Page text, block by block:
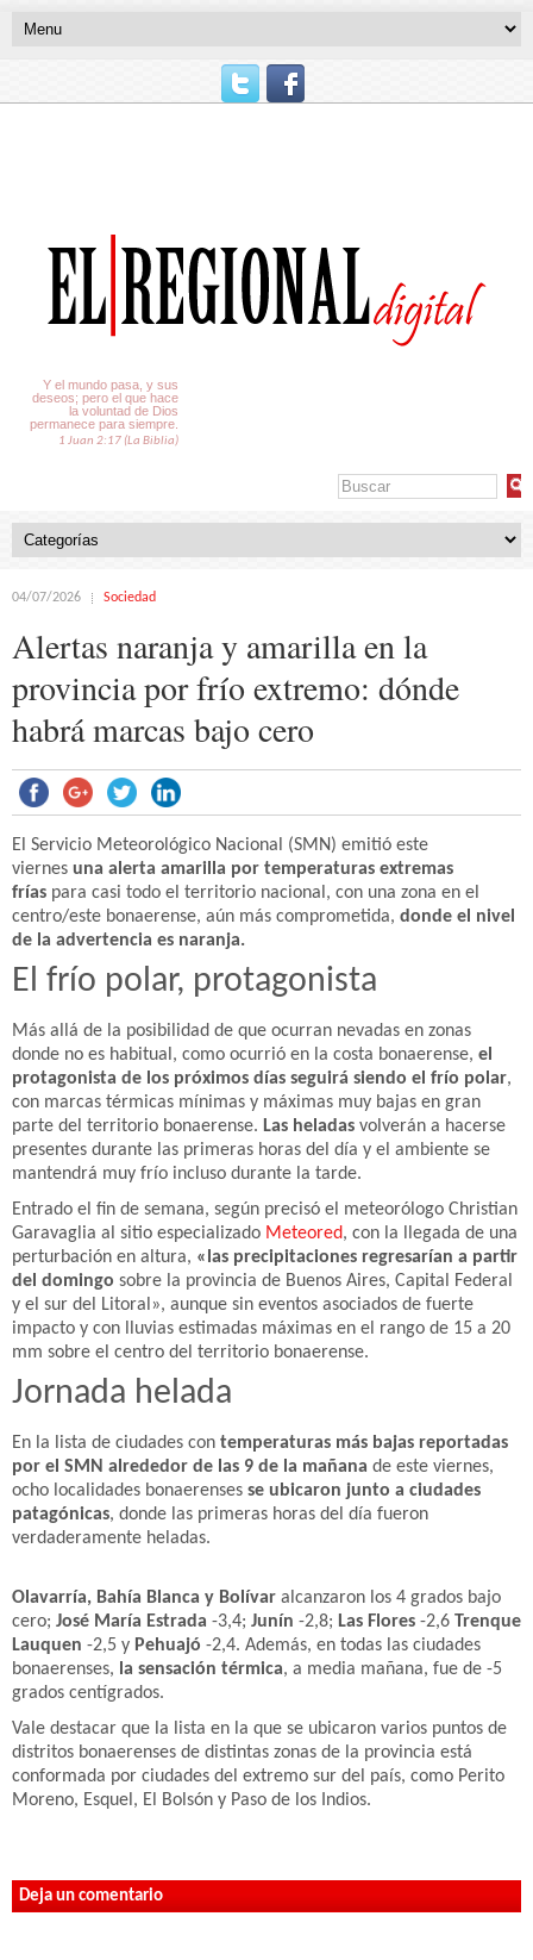
Y el mundo pasa, y sus
deseos; pero el que hace
la voluntad de Dios
permanece para siempre.
1 Juan 2:17 (La Biblia)
04/07/2026 Sociedad
Alertas naranja y amarilla en la
provincia por frío extremo: dónde
habrá marcas bajo cero
El Servicio Meteorológico Nacional (SMN) emitió este
viernes una alerta amarilla por temperaturas extremas
frías para casi todo el territorio nacional, con una zona en el
centro/este bonaerense, aún más comprometida, donde el nivel
de la advertencia es naranja.
El frío polar, protagonista
Más allá de la posibilidad de que ocurran nevadas en zonas
donde no es habitual, como ocurrió en la costa bonaerense, el
protagonista de los próximos días seguirá siendo el frío polar,
con marcas térmicas mínimas y máximas muy bajas en gran
parte del territorio bonaerense. Las heladas volverán a hacerse
presentes durante las primeras horas del día y el ambiente se
mantendrá muy frío incluso durante la tarde.
Entrado el fin de semana, según precisó el meteorólogo Christian
Garavaglia al sitio especializado Meteored, con la llegada de una
perturbación en altura, «las precipitaciones regresarían a partir
del domingo sobre la provincia de Buenos Aires, Capital Federal
y el sur del Litoral», aunque sin eventos asociados de fuerte
impacto y con lluvias estimadas máximas en el rango de 15 a 20
mm sobre el centro del territorio bonaerense.
Jornada helada
En la lista de ciudades con temperaturas más bajas reportadas
por el SMN alrededor de las 9 de la mañana de este viernes,
ocho localidades bonaerenses se ubicaron junto a ciudades
patagónicas, donde las primeras horas del día fueron
verdaderamente heladas.
Olavarría, Bahía Blanca y Bolívar alcanzaron los 4 grados bajo
cero; José María Estrada -3,4; Junín -2,8; Las Flores -2,6 Trenque
Lauquen -2,5 y Pehuajó -2,4. Además, en todas las ciudades
bonaerenses, la sensación térmica, a media mañana, fue de -5
grados centígrados.
Vale destacar que la lista en la que se ubicaron varios puntos de
distritos bonaerenses de distintas zonas de la provincia está
conformada por ciudades del extremo sur del país, como Perito
Moreno, Esquel, El Bolsón y Paso de los Indios.
Deja un comentario